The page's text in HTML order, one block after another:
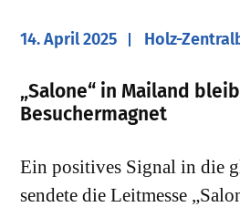
14. April 2025 Holz-
„Salone“ in Mailand
Besuchermagnet
Ein positives Signal in die
sendete die Leitmesse